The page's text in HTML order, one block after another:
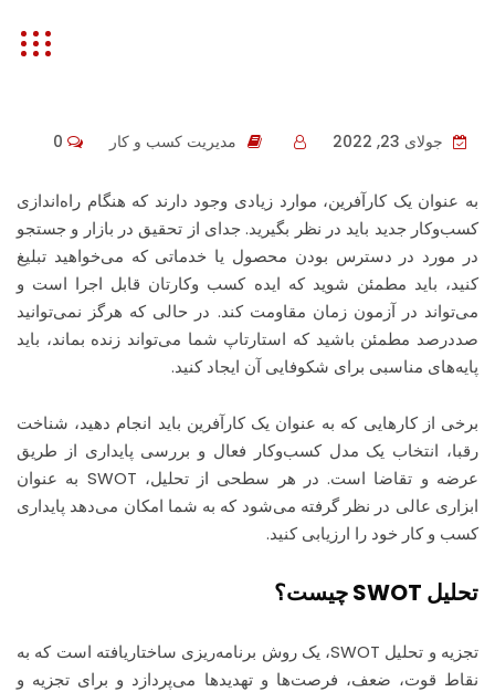
جولای 23, 2022 مدیریت کسب و کار
به عنوان یک کارآفرین، موارد زیادی وجود دارند که هنگام راه‌اندازی
کسب‌وکار جدید باید در نظر بگیرید. جدای از تحقیق در بازار و جستجو
در مورد در دسترس بودن محصول یا خدماتی که می‌خواهید تبلیغ
کنید، باید مطمئن شوید که ایده کسب وکارتان قابل اجرا است و
می‌تواند در آزمون زمان مقاومت کند. در حالی که هرگز نمی‌توانید
صددرصد مطمئن باشید که استارتاپ شما می‌تواند زنده بماند، باید
پایه‌های مناسبی برای شکوفایی آن ایجاد کنید.
برخی از کارهایی که به عنوان یک کارآفرین باید انجام دهید، شناخت
رقبا، انتخاب یک مدل کسب‌وکار فعال و بررسی پایداری از طریق
عرضه و تقاضا است. در هر سطحی از تحلیل، SWOT به عنوان
ابزاری عالی در نظر گرفته می‌شود که به شما امکان می‌دهد پایداری
کسب و کار خود را ارزیابی کنید.
تحلیل SWOT چیست؟
تجزیه و تحلیل SWOT، یک روش برنامه‌ریزی ساختاریافته است که به
نقاط قوت، ضعف، فرصت‌ها و تهدیدها می‌پردازد و برای تجزیه و